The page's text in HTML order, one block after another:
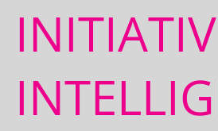
INITIATIV